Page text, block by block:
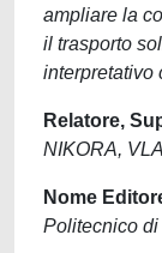
ampliare la
il trasporto
interpretativo
Relatore,
NIKORA,
Nome
Politecnico